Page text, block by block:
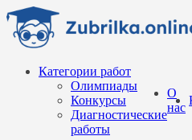
Перейти
содержанию
Категории работ
Олимпиады
Конкурсы
Диагностические
работы
О
нас